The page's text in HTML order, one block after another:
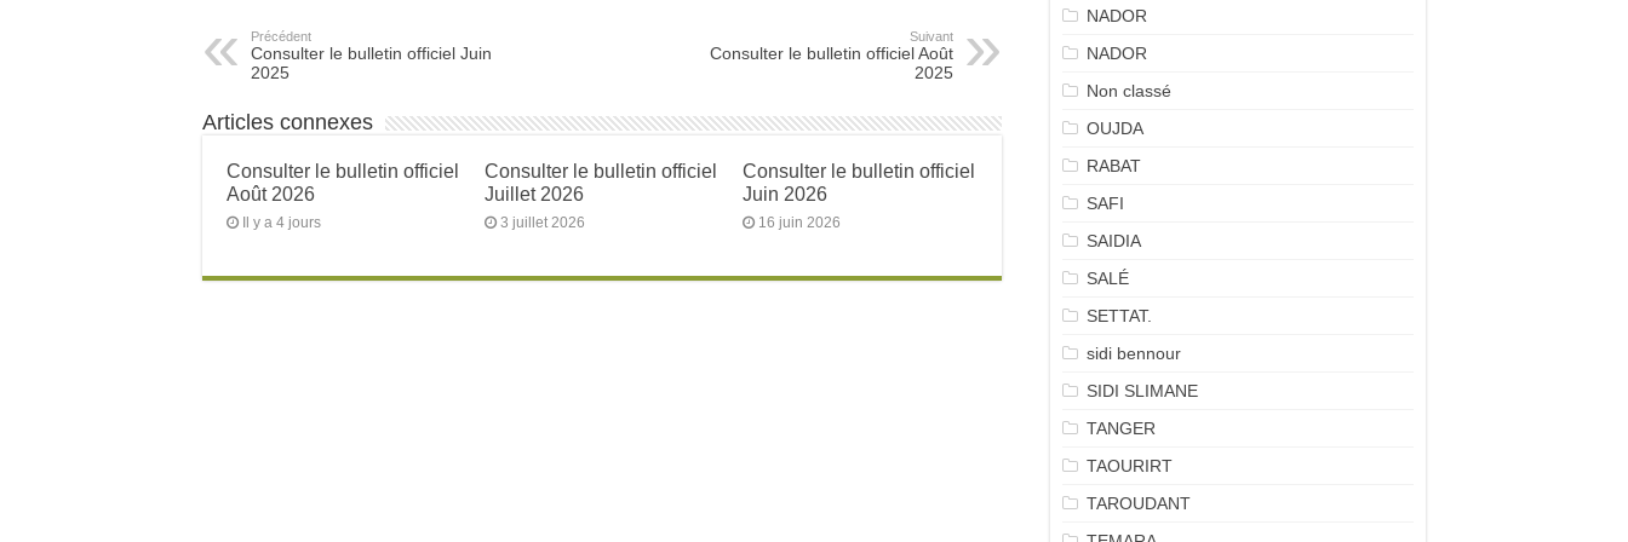
Précédent
Consulter le bulletin officiel Juin
2025
Suivant
Consulter le bulletin officiel Août
2025
Articles connexes
Consulter le bulletin officiel
Août 2026
Il y a 4 jours
Consulter le bulletin officiel
Juillet 2026
3 juillet 2026
Consulter le bulletin officiel
Juin 2026
16 juin 2026
NADOR
NADOR
Non classé
OUJDA
RABAT
SAFI
SAIDIA
SALÉ
SETTAT.
sidi bennour
SIDI SLIMANE
TANGER
TAOURIRT
TAROUDANT